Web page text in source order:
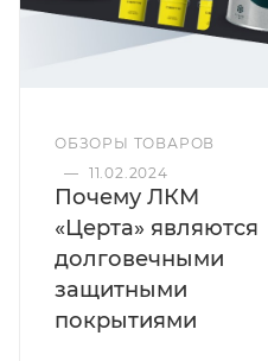
Экономичный расход:
окраска в один слой
Антикоррозийность
Температурная
стойкость
от -
Пожарные
показатели
Стойкость к
ОБЗОРЫ ТОВАРОВ
— 11.02.2024
Почему ЛКМ
«Церта» являются
долговечными
защитными
покрытиями